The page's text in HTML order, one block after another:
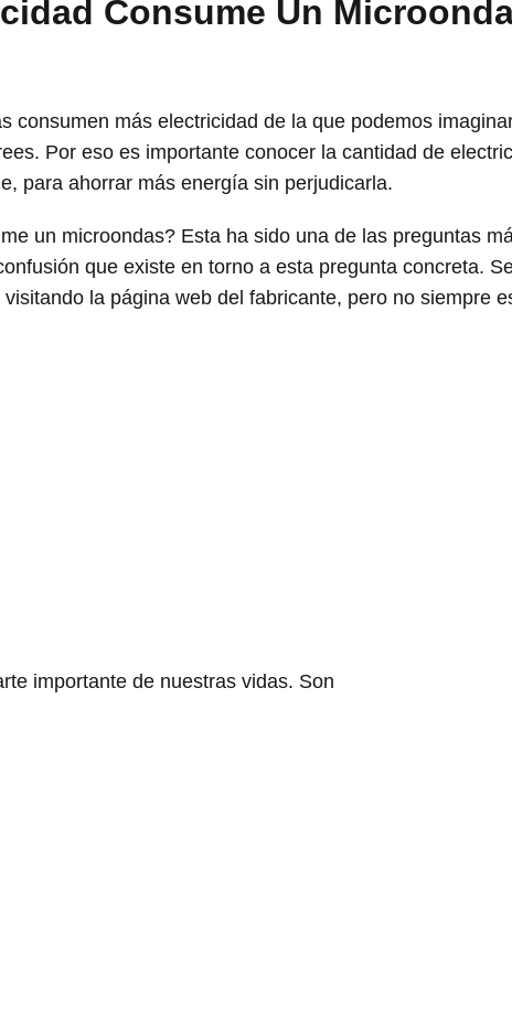
Consume Un
consumen más electricidad de la que podemos
Por eso es importante conocer la cantidad de
para ahorrar más energía sin perjudicarla.
un microondas? Esta ha sido una de las preguntas
que existe en torno a esta pregunta concreta.
la página web del fabricante, pero no siempre
importante de nuestras vidas. Son